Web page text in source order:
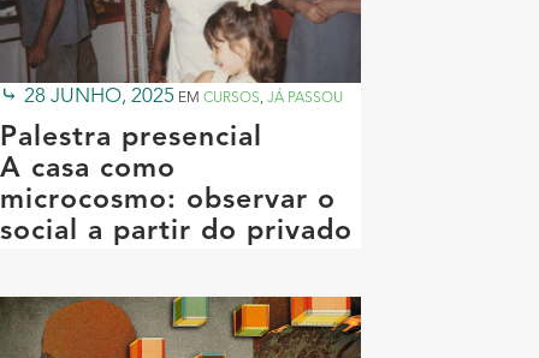
28 JUNHO, 2025 EM CURSOS, JÁ PASSOU
Palestra presencial
A casa como
microcosmo: observar o
social a partir do privado